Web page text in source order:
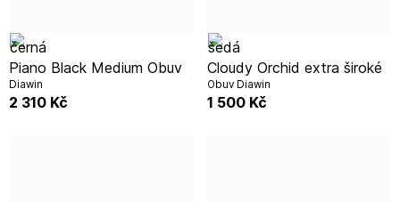
Piano Black Medium Obuv
Diawin
2 310 Kč
Cloudy Orchid extra široké
Obuv Diawin
1 500 Kč